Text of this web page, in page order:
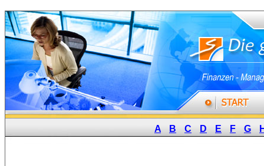
A B C D E F G